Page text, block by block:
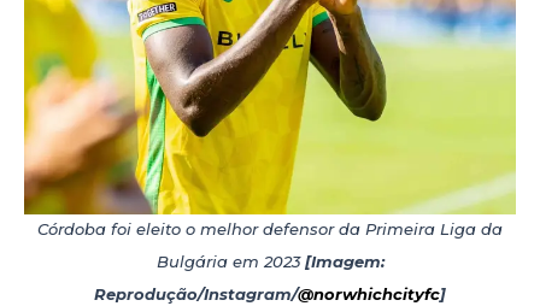
Córdoba foi eleito o melhor defensor da Primeira Liga da
Bulgária em 2023 [Imagem:
Reprodução/Instagram/@norwhichcityfc]